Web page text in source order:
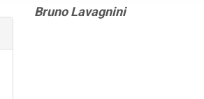
Contenuto
Bruno Lavagnini